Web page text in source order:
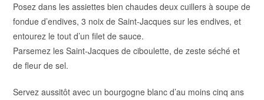
Posez dans les assiettes bien chaudes deux cuillers à soupe de
fondue d’endives, 3 noix de Saint-Jacques sur les endives, et
entourez le tout d’un filet de sauce.
Parsemez les Saint-Jacques de ciboulette, de zeste séché et
de fleur de sel.
Servez aussitôt avec un bourgogne blanc d’au moins cinq ans